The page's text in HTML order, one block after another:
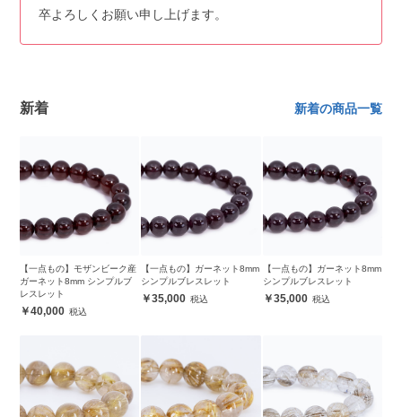
卒よろしくお願い申し上げます。
新着 新着の商品一覧
【一点もの】モザンビーク産
ガーネット8mm シンプルブ
レスレット
40,000
【一点もの】ガーネット8mm
シンプルブレスレット
35,000
【一点もの】ガーネット8mm
シンプルブレスレット
35,000